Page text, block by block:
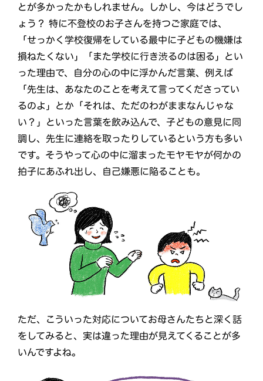
とが多かったかもしれません。しかし、今はどうでし
ょう？ 特に不登校のお子さんを持つご家庭では、
「せっかく学校復帰をしている最中に子どもの機嫌は
損ねたくない」「また学校に行き渋るのは困る」とい
った理由で、自分の心の中に浮かんだ言葉、例えば
「先生は、あなたのことを考えて言ってくださってい
るのよ」とか「それは、ただのわがままなんじゃな
い？」といった言葉を飲み込んで、子どもの意見に同
調し、先生に連絡を取ったりしているという方も多い
です。そうやって心の中に溜まったモヤモヤが何かの
拍子にあふれ出し、自己嫌悪に陥ることも。
ただ、こういった対応についてお母さんたちと深く話
をしてみると、実は違った理由が見えてくることが多
いんですよね。